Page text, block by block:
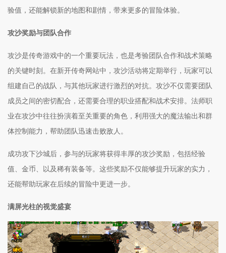
验值，还能解锁新的地图和剧情，带来更多的冒险体验。
攻沙奖励与团队合作
攻沙是传奇游戏中的一个重要玩法，也是考验团队合作和战术策略
的关键时刻。在新开传奇网站中，攻沙活动将定期举行，玩家可以
组建自己的战队，与其他玩家进行激烈的对抗。攻沙不仅需要团队
成员之间的密切配合，还需要合理的职业搭配和战术安排。法师职
业在攻沙中往往扮演着至关重要的角色，利用强大的魔法输出和群
体控制能力，帮助团队迅速击败敌人。
成功攻下沙城后，参与的玩家将获得丰厚的攻沙奖励，包括经验
值、金币、以及稀有装备等。这些奖励不仅能够提升玩家的实力，
还能帮助玩家在后续的冒险中更进一步。
满屏光柱的视觉盛宴